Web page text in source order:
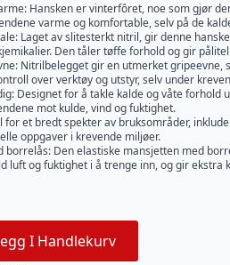
Hansken er vinterfôret, noe som gjør
varme og komfortable, selv på de
Laget av slitesterkt nitril, gir denne
Den tåler tøffe forhold og gir
Nitrilbelegget gir en utmerket gripeevne,
over verktøy og utstyr, selv under
Designet for å takle kalde og våte forhold
mot kulde, vind og fuktighet.
for et bredt spekter av bruksområder,
oppgaver i krevende miljøer.
borrelås: Den elastiske mansjetten med
luft og fuktighet i å trenge inn, og gir ekstra
I Handlekurv